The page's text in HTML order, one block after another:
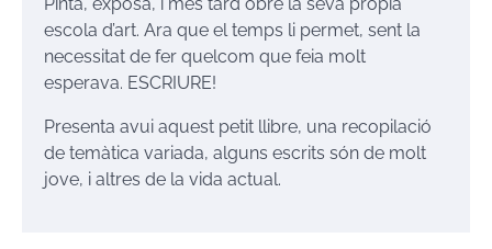
escola d’art. Ara que el temps li permet, sent la
necessitat de fer quelcom que feia molt
esperava. ESCRIURE!
Presenta avui aquest petit llibre, una recopilació
de temàtica variada, alguns escrits són de molt
jove, i altres de la vida actual.